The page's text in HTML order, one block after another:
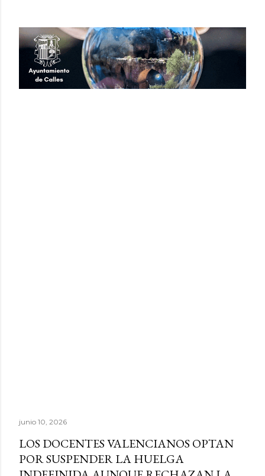
junio 10, 2026
LOS DOCENTES VALENCIANOS OPTAN
POR SUSPENDER LA HUELGA